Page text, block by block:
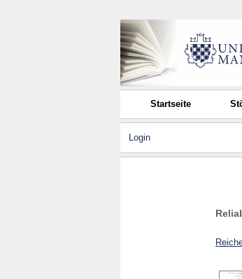
Startseite
Login